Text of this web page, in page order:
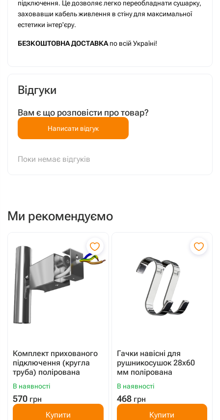
підключення. Це дозволяє легко переобладнати сушарку,
заховавши кабель живлення в стіну для максимальної
естетики інтер'єру.
БЕЗКОШТОВНА ДОСТАВКАпо всій Україні!
Відгуки
Вам є що розповісти про товар?
Написати відгук
Поки немає відгуків
Ми рекомендуємо
Комплект прихованого
підключення (кругла
труба) полірована
В наявності
570 грн
Купити
Гачки навісні для
рушникосушок 28x60
мм полірована
В наявності
468 грн
Купити